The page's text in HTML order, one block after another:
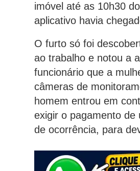
imóvel até as 10h30
aplicativo havia
O furto só foi
ao trabalho e notou a
funcionário que a
câmeras de
homem entrou em
exigir o pagamento de
de ocorrência, para